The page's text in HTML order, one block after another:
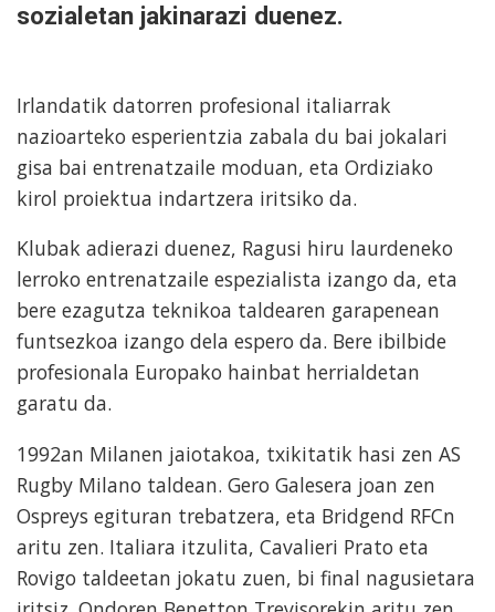
sozialetan jakinarazi duenez.
Irlandatik datorren profesional italiarrak
nazioarteko esperientzia zabala du bai jokalari
gisa bai entrenatzaile moduan, eta Ordiziako
kirol proiektua indartzera iritsiko da.
Klubak adierazi duenez, Ragusi hiru laurdeneko
lerroko entrenatzaile espezialista izango da, eta
bere ezagutza teknikoa taldearen garapenean
funtsezkoa izango dela espero da. Bere ibilbide
profesionala Europako hainbat herrialdetan
garatu da.
1992an Milanen jaiotakoa, txikitatik hasi zen AS
Rugby Milano taldean. Gero Galesera joan zen
Ospreys egituran trebatzera, eta Bridgend RFCn
aritu zen. Italiara itzulita, Cavalieri Prato eta
Rovigo taldeetan jokatu zuen, bi final nagusietara